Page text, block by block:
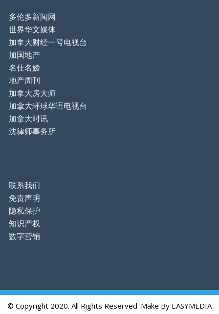
多伦多新闻网
世界华文媒体
加拿大财经一号电视台
加国地产
名仕名嫒
地产周刊
加拿大房大师
加拿大环球华语电视台
加拿大时讯
沈律师事务所
联系我们
免责声明
隐私保护
知识产权
数字营销
© Copyright 2020. All Rights Reserved. Make By EASYMEDIA